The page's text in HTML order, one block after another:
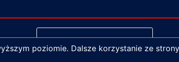
NAPISZ DO NAS
poziomie. Dalsze korzystanie ze